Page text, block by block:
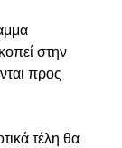
στην
προς
τέλη θα